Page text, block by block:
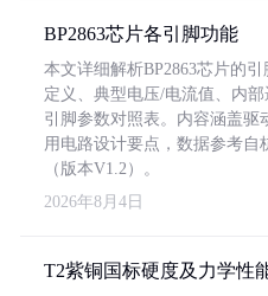
BP2863芯片各引脚功能
本文详细解析BP2863芯片的
定义、典型电压/电流值、内
引脚参数对照表。内容涵盖驱
用电路设计要点，数据参考自
（版本V1.2）。
2026年8月4日
T2紫铜国标硬度及力学性